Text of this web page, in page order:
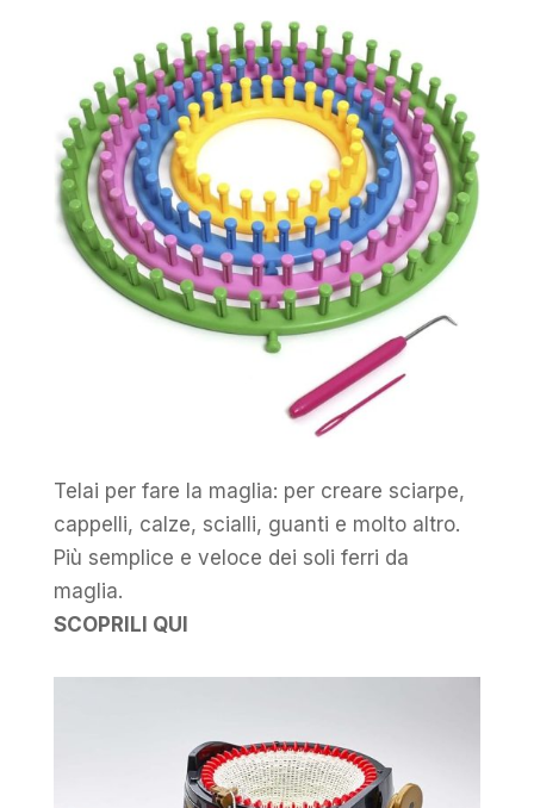
Telai per fare la maglia: per creare sciarpe,
cappelli, calze, scialli, guanti e molto altro.
Più semplice e veloce dei soli ferri da
maglia.
SCOPRILI QUI